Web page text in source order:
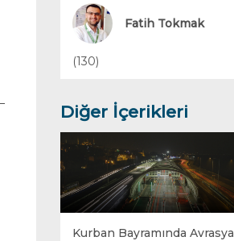
Fatih Tokmak
(130)
Diğer İçerikleri
Kurban Bayramında Avrasya